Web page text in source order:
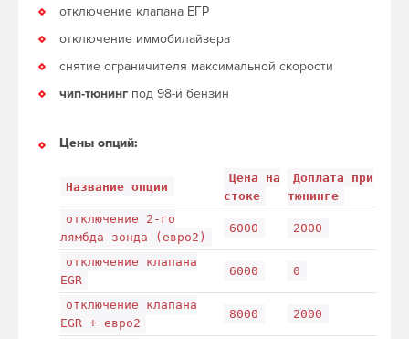
отключение клапана ЕГР
отключение иммобилайзера
снятие ограничителя максимальной скорости
чип-тюнинг под 98-й бензин
Цены опций:
Название опции
Цена на
стоке
Доплата при
тюнинге
отключение 2-го
лямбда зонда (евро2)
6000 2000
отключение клапана
EGR
6000 0
отключение клапана
EGR + евро2
8000 2000